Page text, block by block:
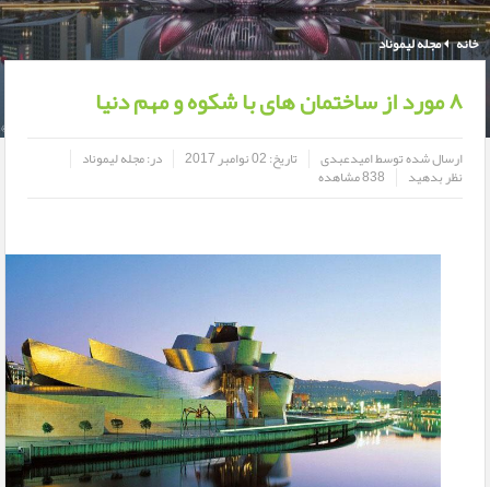
خانه مجله لیموناد
۸ مورد از ساختمان های با شکوه و مهم دنیا
ارسال شده توسطامیدعبدی تاریخ:02 نوامبر 2017 در:مجله لیموناد
نظر بدهید 838 مشاهده